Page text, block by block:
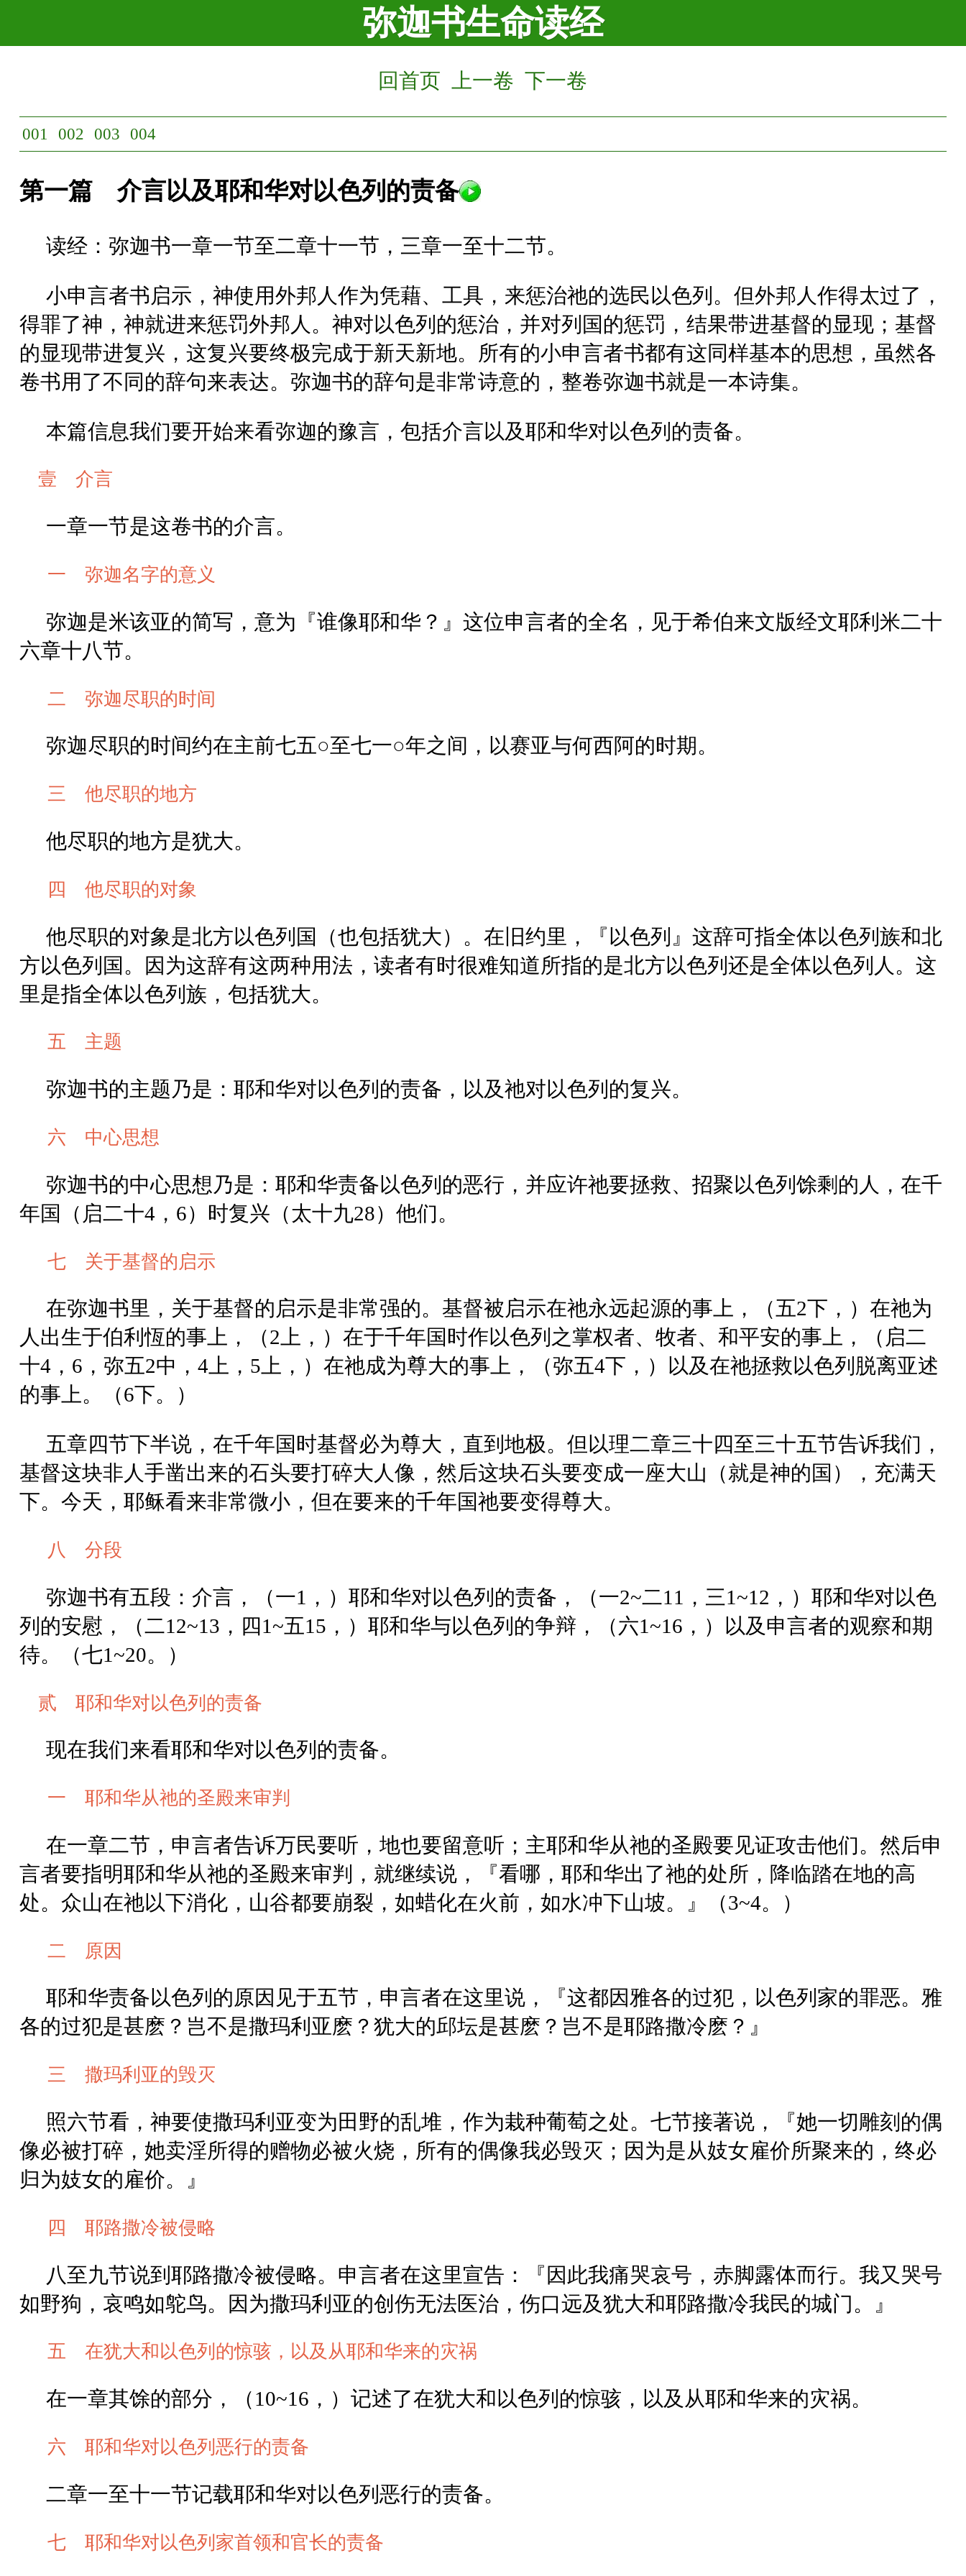
弥迦书生命读经
回首页 上一卷 下一卷
001 002 003 004
第一篇 介言以及耶和华对以色列的责备
读经：弥迦书一章一节至二章十一节，三章一至十二节。
小申言者书启示，神使用外邦人作为凭藉、工具，来惩治祂的选民以色列。但外邦人作得太过了，
得罪了神，神就进来惩罚外邦人。神对以色列的惩治，并对列国的惩罚，结果带进基督的显现；基督
的显现带进复兴，这复兴要终极完成于新天新地。所有的小申言者书都有这同样基本的思想，虽然各
卷书用了不同的辞句来表达。弥迦书的辞句是非常诗意的，整卷弥迦书就是一本诗集。
本篇信息我们要开始来看弥迦的豫言，包括介言以及耶和华对以色列的责备。
壹 介言
一章一节是这卷书的介言。
一 弥迦名字的意义
弥迦是米该亚的简写，意为『谁像耶和华？』这位申言者的全名，见于希伯来文版经文耶利米二十
六章十八节。
二 弥迦尽职的时间
弥迦尽职的时间约在主前七五○至七一○年之间，以赛亚与何西阿的时期。
三 他尽职的地方
他尽职的地方是犹大。
四 他尽职的对象
他尽职的对象是北方以色列国（也包括犹大）。在旧约里，『以色列』这辞可指全体以色列族和北
方以色列国。因为这辞有这两种用法，读者有时很难知道所指的是北方以色列还是全体以色列人。这
里是指全体以色列族，包括犹大。
五 主题
弥迦书的主题乃是：耶和华对以色列的责备，以及祂对以色列的复兴。
六 中心思想
弥迦书的中心思想乃是：耶和华责备以色列的恶行，并应许祂要拯救、招聚以色列馀剩的人，在千
年国（启二十4，6）时复兴（太十九28）他们。
七 关于基督的启示
在弥迦书里，关于基督的启示是非常强的。基督被启示在祂永远起源的事上，（五2下，）在祂为
人出生于伯利恆的事上，（2上，）在于千年国时作以色列之掌权者、牧者、和平安的事上，（启二
十4，6，弥五2中，4上，5上，）在祂成为尊大的事上，（弥五4下，）以及在祂拯救以色列脱离亚述
的事上。（6下。）
五章四节下半说，在千年国时基督必为尊大，直到地极。但以理二章三十四至三十五节告诉我们，
基督这块非人手凿出来的石头要打碎大人像，然后这块石头要变成一座大山（就是神的国），充满天
下。今天，耶稣看来非常微小，但在要来的千年国祂要变得尊大。
八 分段
弥迦书有五段：介言，（一1，）耶和华对以色列的责备，（一2~二11，三1~12，）耶和华对以色
列的安慰，（二12~13，四1~五15，）耶和华与以色列的争辩，（六1~16，）以及申言者的观察和期
待。（七1~20。）
贰 耶和华对以色列的责备
现在我们来看耶和华对以色列的责备。
一 耶和华从祂的圣殿来审判
在一章二节，申言者告诉万民要听，地也要留意听；主耶和华从祂的圣殿要见证攻击他们。然后申
言者要指明耶和华从祂的圣殿来审判，就继续说，『看哪，耶和华出了祂的处所，降临踏在地的高
处。众山在祂以下消化，山谷都要崩裂，如蜡化在火前，如水冲下山坡。』（3~4。）
二 原因
耶和华责备以色列的原因见于五节，申言者在这里说，『这都因雅各的过犯，以色列家的罪恶。雅
各的过犯是甚麽？岂不是撒玛利亚麽？犹大的邱坛是甚麽？岂不是耶路撒冷麽？』
三 撒玛利亚的毁灭
照六节看，神要使撒玛利亚变为田野的乱堆，作为栽种葡萄之处。七节接著说，『她一切雕刻的偶
像必被打碎，她卖淫所得的赠物必被火烧，所有的偶像我必毁灭；因为是从妓女雇价所聚来的，终必
归为妓女的雇价。』
四 耶路撒冷被侵略
八至九节说到耶路撒冷被侵略。申言者在这里宣告：『因此我痛哭哀号，赤脚露体而行。我又哭号
如野狗，哀鸣如鸵鸟。因为撒玛利亚的创伤无法医治，伤口远及犹大和耶路撒冷我民的城门。』
五 在犹大和以色列的惊骇，以及从耶和华来的灾祸
在一章其馀的部分，（10~16，）记述了在犹大和以色列的惊骇，以及从耶和华来的灾祸。
六 耶和华对以色列恶行的责备
二章一至十一节记载耶和华对以色列恶行的责备。
七 耶和华对以色列家首领和官长的责备